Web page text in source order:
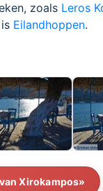
zoals Leros
Eilandhoppen.
Xirokampos»